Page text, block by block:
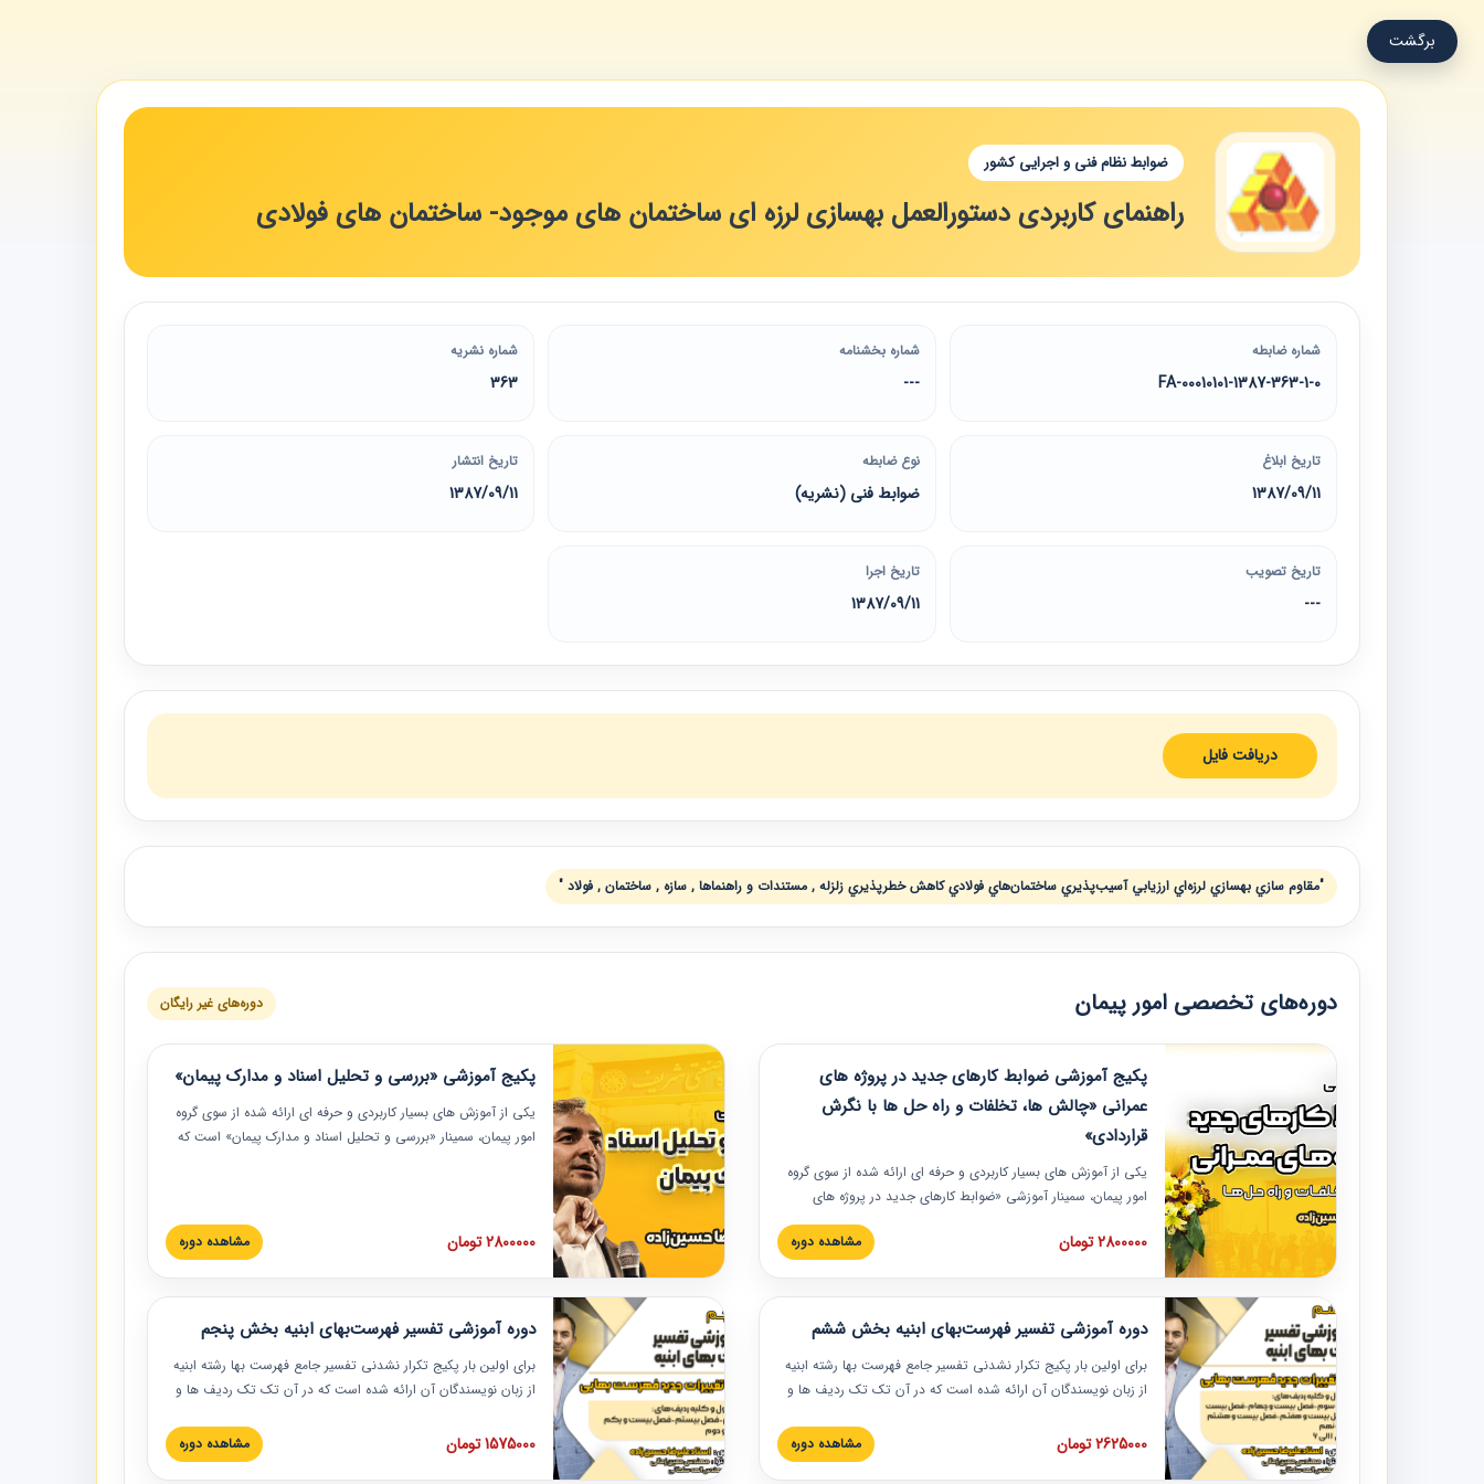
برگشت
ضوابط نظام فنی و اجرایی کشور
راهنمای کاربردی دستورالعمل بهسازی لرزه ای ساختمان های موجود- ساختمان های فولادی
شماره ضابطه
00010101-1387-363-1-0-FA
شماره بخشنامه
---
شماره نشریه
363
تاریخ ابلاغ
1387/09/11
نوع ضابطه
ضوابط فنی (نشریه)
تاریخ انتشار
1387/09/11
تاریخ تصویب
---
تاریخ اجرا
1387/09/11
دریافت فایل
"مقاوم سازي بهسازي لرزه‌اي ارزيابي آسيب‌پذيري ساختمان‌هاي فولادي كاهش خطرپذيري زلزله , مستندات و راهنماها , سازه , ساختمان , فولاد "
دوره‌های تخصصی امور پیمان دوره‌های غیر رایگان
پکیج آموزشی ضوابط کارهای جدید در پروژه های
عمرانی «چالش ها، تخلفات و راه حل ها با نگرش
قراردادی»
یکی از آموزش‏‏‏‏‏‏ های بسیار کاربردی و حرفه‏ ای ارائه شده از سوی گروه
امور پیمان، سمینار آموزشی «ضوابط کارهای جدید در پروژه های
عمرانی» چالش ها، تخلفات و راه حل ها با نگرش قراردادی است که
در محل سندیکای شرکت های ساختمانی کشور ارائه شد. در این
به همراه تجربیات عملی ارائه شده است.
2800000 تومان مشاهده دوره
پکیج آموزشی «بررسی و تحلیل اسناد و مدارک پیمان»
یکی از آموزش‏‏‏‏‏‏ های بسیار کاربردی و حرفه‏ ای ارائه شده از سوی گروه
امور پیمان، سمینار «بررسی و تحلیل اسناد و مدارک پیمان» است که
عملی در این خصوص ارائه شده است.
2800000 تومان مشاهده دوره
دوره آموزشی تفسیر فهرست‌بهای ابنیه بخش ششم
برای اولین بار پکیج تکرار نشدنی تفسیر جامع فهرست بها رشته ابنیه
از زبان نویسندگان آن ارائه شده است که در آن تک تک ردیف ها و
تصویری بوده و به همراه تصاویر عملیات اجرایی مرتبط با ردیف های
فهرست بها ارائه شده است. این دوره با کلام مهندس
2625000 تومان مشاهده دوره
دوره آموزشی تفسیر فهرست‌بهای ابنیه بخش پنجم
برای اولین بار پکیج تکرار نشدنی تفسیر جامع فهرست بها رشته ابنیه
از زبان نویسندگان آن ارائه شده است که در آن تک تک ردیف ها و
تصویری بوده و به همراه تصاویر عملیات اجرایی مرتبط با ردیف های
فهرست بها ارائه شده است. این دوره با کلام مهندس
1575000 تومان مشاهده دوره